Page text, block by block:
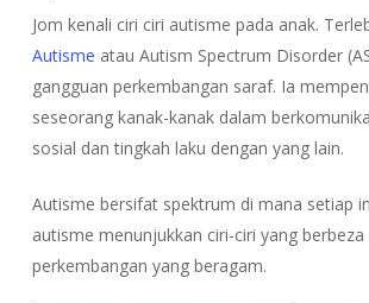
Jom kenali ciri ciri autisme pada anak.
Autisme atau Autism Spectrum Disorder
gangguan perkembangan saraf. Ia
seseorang kanak-kanak dalam
sosial dan tingkah laku dengan yang lain.
Autisme bersifat spektrum di mana setiap
autisme menunjukkan ciri-ciri yang berbeza
perkembangan yang beragam.